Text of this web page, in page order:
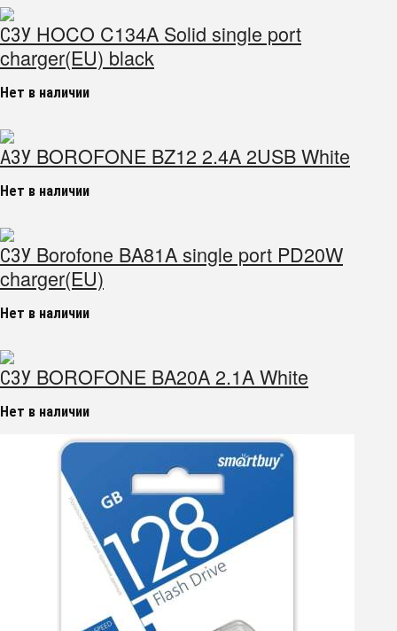
СЗУ HOCO C134A Solid single port
charger(EU) black
Нет в наличии
АЗУ BOROFONE BZ12 2.4A 2USB White
Нет в наличии
СЗУ Borofone BA81A single port PD20W
charger(EU)
Нет в наличии
СЗУ BOROFONE BA20A 2.1A White
Нет в наличии